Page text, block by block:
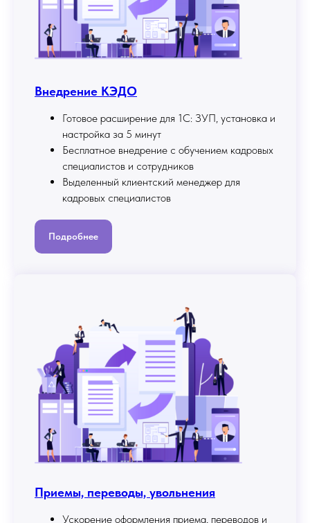
Внедрение КЭДО
Готовое расширение для 1С: ЗУП, установка и
настройка за 5 минут
Бесплатное внедрение с обучением кадровых
специалистов и сотрудников
Выделенный клиентский менеджер для
кадровых специалистов
Подробнее
Приемы, переводы, увольнения
Ускорение оформления приема, переводов и